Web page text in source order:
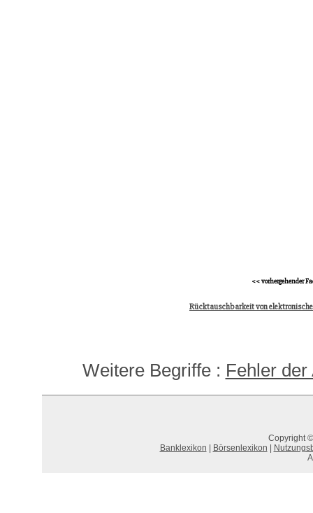
<< vorhergehender
Rücktauschbarkeit von
Weitere Begriffe : Fehler der
Copyright
Banklexikon
Börsenlexikon